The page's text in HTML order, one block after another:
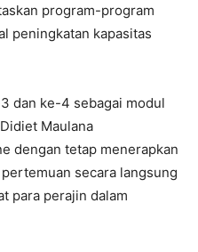
program-program
peningkatan kapasitas
dan ke-4 sebagai modul
Maulana
dengan tetap menerapkan
secara langsung
para perajin dalam